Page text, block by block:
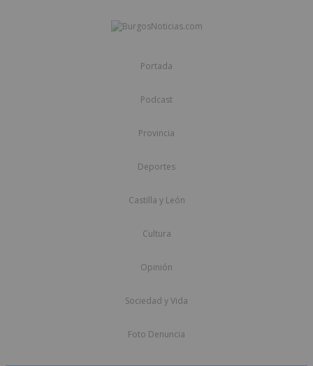
Portada
Podcast
Provincia
Deportes
Castilla y León
Cultura
Opinión
Sociedad y Vida
Foto Denuncia